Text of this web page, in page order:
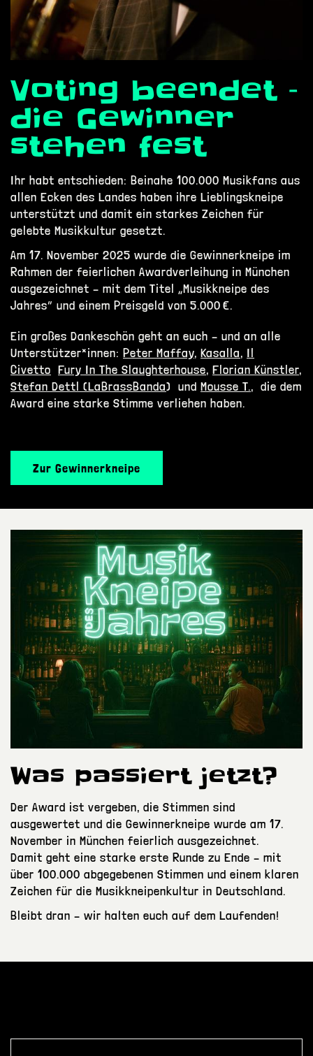
Voting beendet –
die Gewinner
stehen fest
Ihr habt entschieden: Beinahe 100.000 Musikfans aus
allen Ecken des Landes haben ihre Lieblingskneipe
unterstützt und damit ein starkes Zeichen für
gelebte Musikkultur gesetzt.
Am 17. November 2025 wurde die Gewinnerkneipe im
Rahmen der feierlichen Awardverleihung in München
ausgezeichnet – mit dem Titel „Musikkneipe des
Jahres“ und einem Preisgeld von 5.000 €.
Ein großes Dankeschön geht an euch – und an alle
Unterstützer*innen: Peter Maffay, Kasalla, Il
Civetto Fury In The Slaughterhouse, Florian Künstler,
Stefan Dettl (LaBrassBanda) und Mousse T., die dem
Award eine starke Stimme verliehen haben.
Zur Gewinnerkneipe
Was passiert jetzt?
Der Award ist vergeben, die Stimmen sind
ausgewertet und die Gewinnerkneipe wurde am 17.
November in München feierlich ausgezeichnet.
Damit geht eine starke erste Runde zu Ende – mit
über 100.000 abgegebenen Stimmen und einem klaren
Zeichen für die Musikkneipenkultur in Deutschland.
Bleibt dran – wir halten euch auf dem Laufenden!